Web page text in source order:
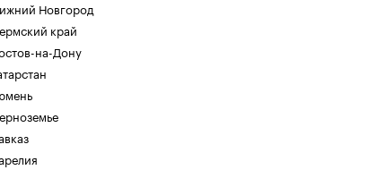
Новгород
край
на-Дону